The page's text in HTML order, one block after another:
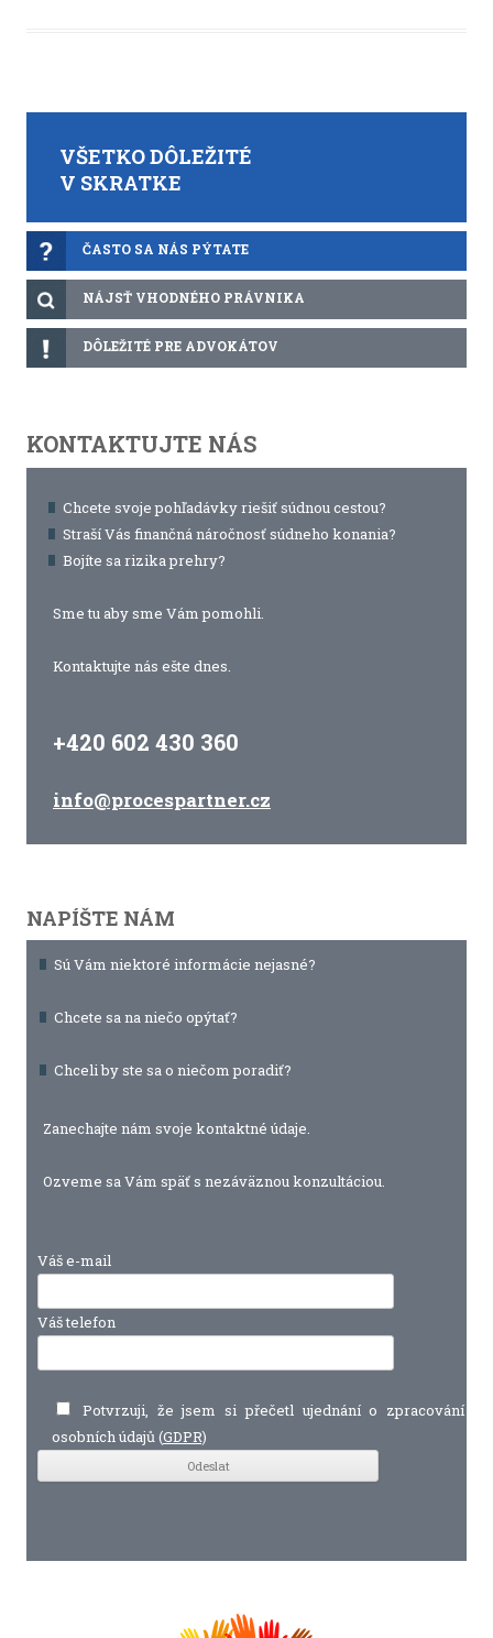
VŠETKO DÔLEŽITÉ
V SKRATKE
ČASTO SA NÁS PÝTATE
NÁJSŤ VHODNÉHO PRÁVNIKA
DÔLEŽITÉ PRE ADVOKÁTOV
KONTAKTUJTE NÁS
Chcete svoje pohľadávky riešiť súdnou cestou?
Straší Vás finančná náročnosť súdneho konania?
Bojíte sa rizika prehry?
Sme tu aby sme Vám pomohli.
Kontaktujte nás ešte dnes.
+420 602 430 360
info@procespartner.cz
NAPÍŠTE NÁM
Sú Vám niektoré informácie nejasné?
Chcete sa na niečo opýtať?
Chceli by ste sa o niečom poradiť?
Zanechajte nám svoje kontaktné údaje.
Ozveme sa Vám späť s nezáväznou konzultáciou.
Váš e-mail
Váš telefon
Potvrzuji, že jsem si přečetl ujednání o zpracování
osobních údajů (GDPR)